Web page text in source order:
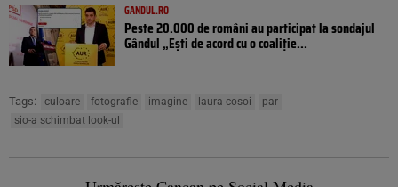
GANDUL.RO
Peste 20.000 de români au participat la sondajul
Gândul „Ești de acord cu o coaliție...
Tags: culoare fotografie imagine laura cosoi
par
sio-a schimbat look-ul